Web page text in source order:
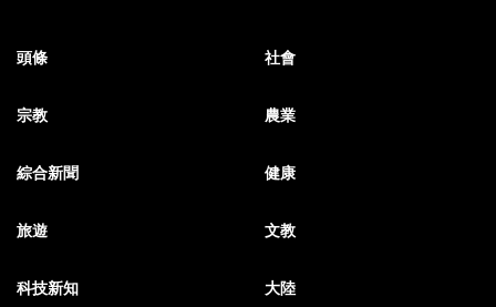
頭條 社會
宗教 農業
綜合新聞 健康
旅遊 文教
科技新知 大陸